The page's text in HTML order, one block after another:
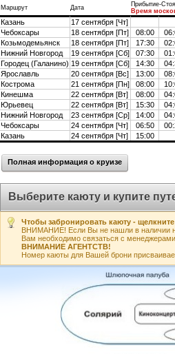
Маршрут Дата
Прибытие-
Время
Казань 17 сентября [Чт]
Чебоксары
18 сентября [Пт] 08:00
Козьмодемьянск
18 сентября [Пт] 17:30
Нижний Новгород
19 сентября [Сб] 07:30
Городец (Галанино) 19 сентября [Сб] 14:30
Ярославль
20 сентября [Вс] 13:00
Кострома
21 сентября [Пн] 08:00
Кинешма
22 сентября [Вт] 08:00
Юрьевец
22 сентября [Вт] 15:30
Нижний Новгород
23 сентября [Ср] 14:00
Чебоксары
24 сентября [Чт] 06:50
Казань
24 сентября [Чт] 15:00
Полная информация о круизе
Выберите каюту и купите
Чтобы забронировать каюту -
ВНИМАНИЕ! Если Вы не нашли в наличии
Вам необходимо связаться с
ВНИМАНИЕ АГЕНТСТВ!
Номер каюты для Вашей брони